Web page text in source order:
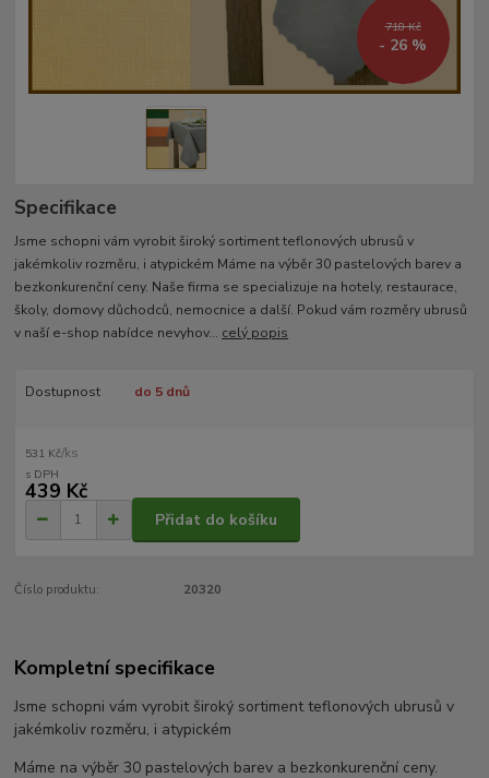
718 Kč
- 26 %
Specifikace
Jsme schopni vám vyrobit široký sortiment teflonových ubrusů v
jakémkoliv rozměru, i atypickém Máme na výběr 30 pastelových barev a
bezkonkurenční ceny. Naše firma se specializuje na hotely, restaurace,
školy, domovy důchodců, nemocnice a další. Pokud vám rozměry ubrusů
v naší e-shop nabídce nevyhov... celý popis
Dostupnost do 5 dnů
531 Kč/ks
439 Kč
Přidat do košíku
Číslo produktu: 20320
Kompletní specifikace
Jsme schopni vám vyrobit široký sortiment teflonových ubrusů v
jakémkoliv rozměru, i atypickém
Máme na výběr 30 pastelových barev a bezkonkurenční ceny.